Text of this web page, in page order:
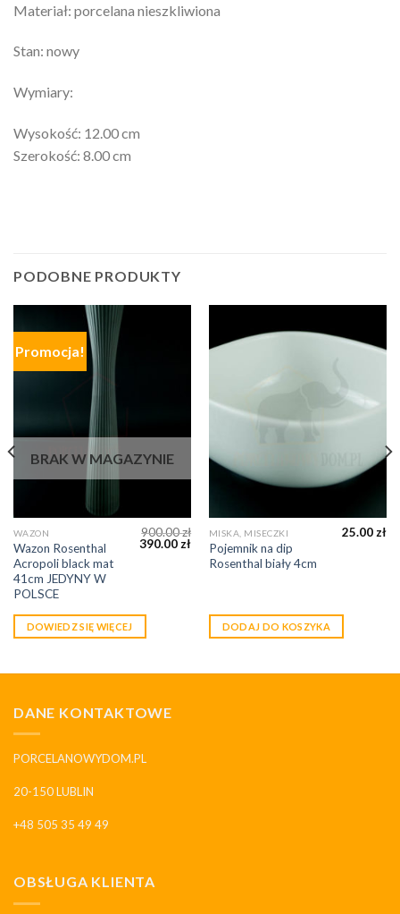
Materiał: porcelana nieszkliwiona
Stan: nowy
Wymiary:
Wysokość: 12.00 cm
Szerokość: 8.00 cm
PODOBNE PRODUKTY
Promocja!
BRAK W MAGAZYNIE
WAZON
Wazon Rosenthal
Acropoli black mat
41cm JEDYNY W
POLSCE
900.00zł
390.00 zł
DOWIEDZ SIĘ WIĘCEJ
MISKA, MISECZKI
Pojemnik na dip
Rosenthal biały 4cm
25.00 zł
DODAJ DO KOSZYKA
DANE KONTAKTOWE
PORCELANOWYDOM.PL
20-150 LUBLIN
+48 505 35 49 49
OBSŁUGA KLIENTA